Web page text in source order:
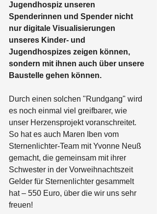
Jugendhospiz unseren
Spenderinnen und Spender nicht
nur digitale Visualisierungen
unseres Kinder- und
Jugendhospizes zeigen können,
sondern mit ihnen auch über unsere
Baustelle gehen können.
Durch einen solchen "Rundgang" wird
es noch einmal viel greifbarer, wie
unser Herzensprojekt voranschreitet.
So hat es auch Maren Iben vom
Sternenlichter-Team mit Yvonne Neuß
gemacht, die gemeinsam mit ihrer
Schwester in der Vorweihnachtszeit
Gelder für Sternenlichter gesammelt
hat – 550 Euro, über die wir uns sehr
freuen!